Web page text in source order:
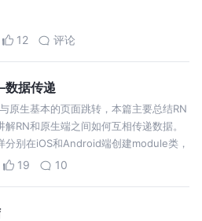
12 评论
据传递
原生基本的页面跳转，本篇主要总结RN
RN和原生端之间如何互相传递数据。
分别在iOS和Android端创建module类，
原生传递数据需要我们在module类中…
19 10